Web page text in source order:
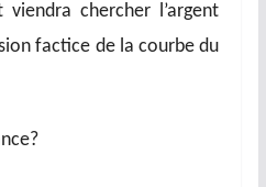
viendra chercher l’argent
factice de la courbe du